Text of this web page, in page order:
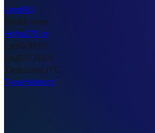
LandRU
StadtErema
Höhe275 m
Lat60.3870
Lng107.7863
TimezoneUTC
TypeHeliport